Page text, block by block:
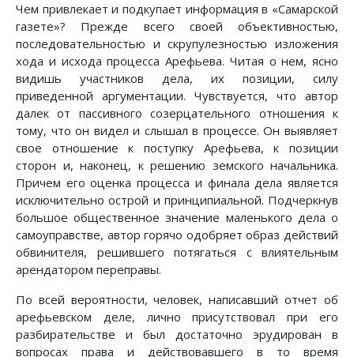
Чем привлекает и подкупает информация в «Самарской
газете»? Прежде всего своей объективностью,
последовательностью и скрупулезностью изложения
хода и исхода процесса Арефьева. Читая о нем, ясно
видишь участников дела, их позиции, силу
приведенной аргументации. Чувствуется, что автор
далек от пассивного созерцательного отношения к
тому, что он видел и слышал в процессе. Он выявляет
свое отношение к поступку Арефьева, к позиции
сторон и, наконец, к решению земского начальника.
Причем его оценка процесса и финала дела является
исключительно острой и принципиальной. Подчеркнув
большое общественное значение маленького дела о
самоуправстве, автор горячо одобряет образ действий
обвинителя, решившего потягаться с влиятельным
арендатором переправы.
По всей вероятности, человек, написавший отчет об
арефьевском деле, лично присутствовал при его
разбирательстве и был достаточно эрудирован в
вопросах права и действовавшего в то время